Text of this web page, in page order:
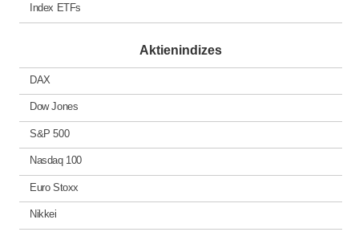
Index ETFs
Aktienindizes
DAX
Dow Jones
S&P 500
Nasdaq 100
Euro Stoxx
Nikkei